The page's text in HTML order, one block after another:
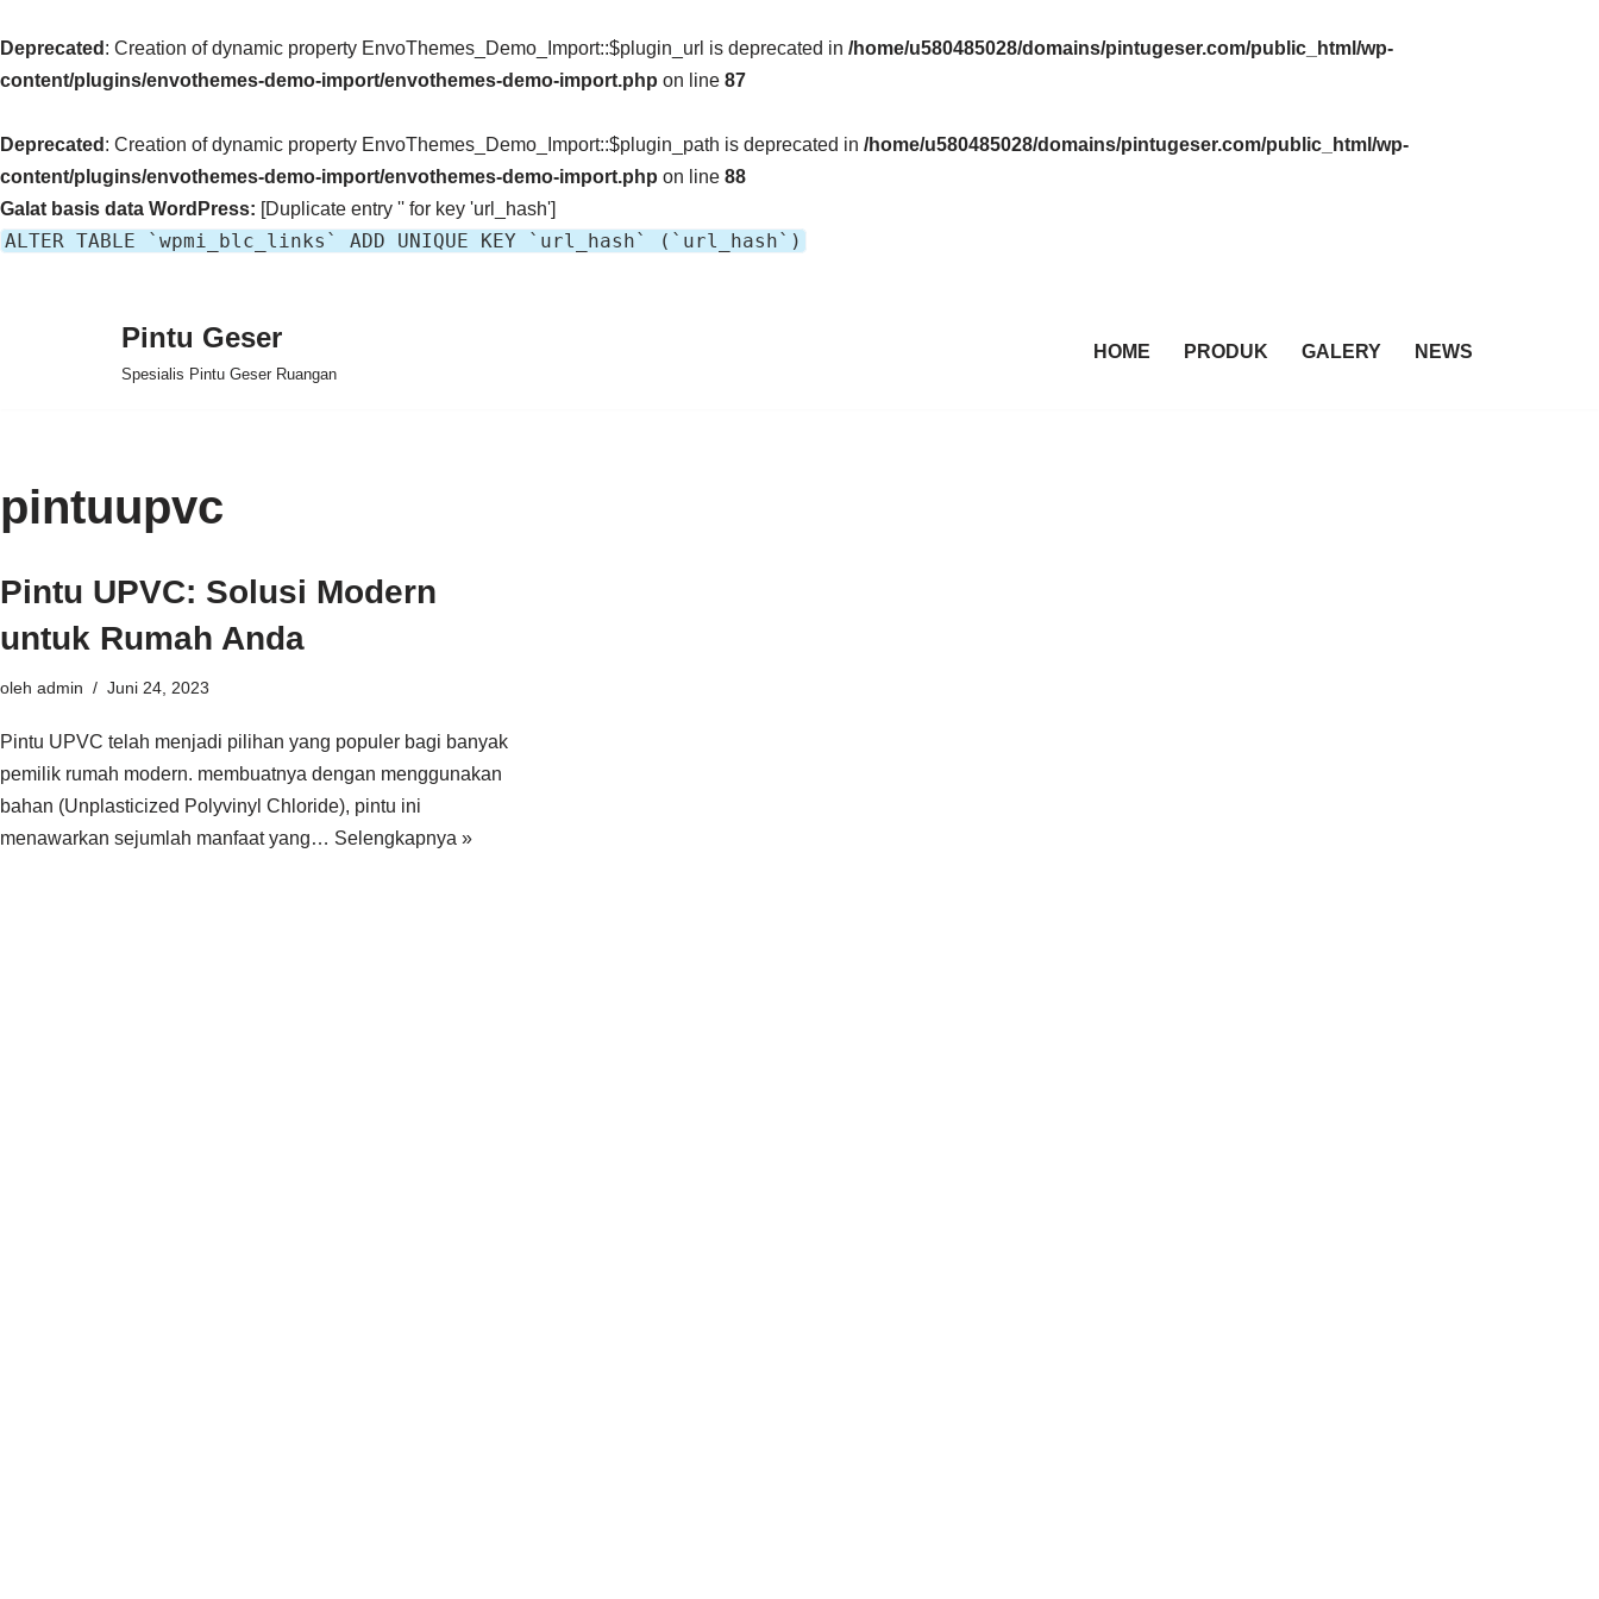
Deprecated : Creation of dynamic property EnvoThemes_Demo_Import::$plugin_url is deprecated in /home/u580485028/domains/pintugeser.com/public_html/wp-
content/plugins/envothemes-demo-import/envothemes-demo-import.php on line 87
Deprecated : Creation of dynamic property EnvoThemes_Demo_Import::$plugin_path is deprecated in /home/u580485028/domains/pintugeser.com/public_html/wp-
content/plugins/envothemes-demo-import/envothemes-demo-import.php on line 88
Galat basis data WordPress: [Duplicate entry '' for key 'url_hash']
ALTER TABLE `wpmi_blc_links` ADD UNIQUE KEY `url_hash` (`url_hash`)
Pintu Geser
Spesialis Pintu Geser Ruangan
HOME PRODUK GALERY NEWS
pintuupvc
Pintu UPVC: Solusi Modern
untuk Rumah Anda
oleh admin Juni 24, 2023
Pintu UPVC telah menjadi pilihan yang populer bagi banyak
pemilik rumah modern. membuatnya dengan menggunakan
bahan (Unplasticized Polyvinyl Chloride), pintu ini
menawarkan sejumlah manfaat yang… Selengkapnya »